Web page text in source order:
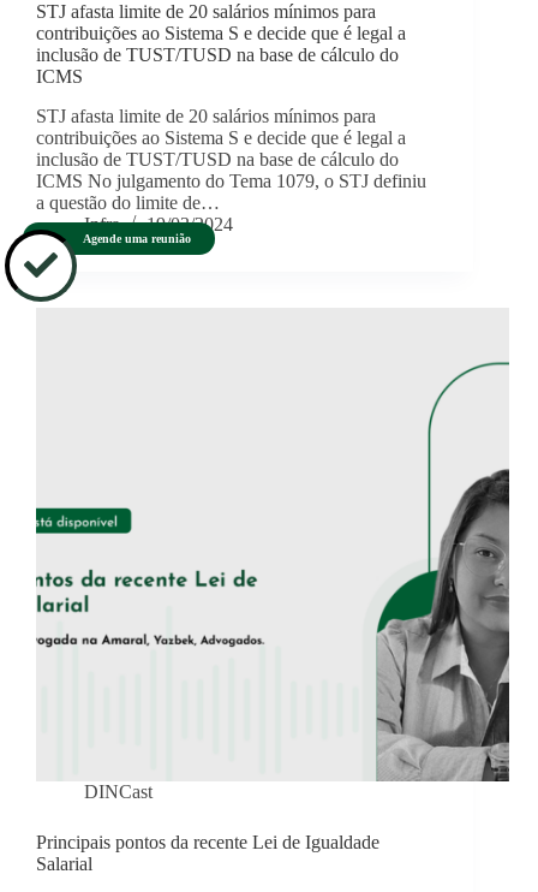
Agende uma reunião
STJ afasta limite de 20 salários mínimos para
contribuições ao Sistema S e decide que é legal a
inclusão de TUST/TUSD na base de cálculo do
ICMS
STJ afasta limite de 20 salários mínimos para
contribuições ao Sistema S e decide que é legal a
inclusão de TUST/TUSD na base de cálculo do
ICMS No julgamento do Tema 1079, o STJ definiu
a questão do limite de…
Infra
19/03/2024
DINCast
Principais pontos da recente Lei de Igualdade
Salarial